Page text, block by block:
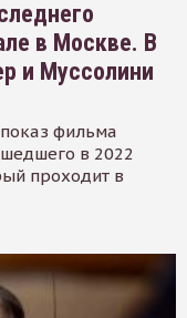
в Москве. В
и Муссолини
фильма
в 2022
проходит в